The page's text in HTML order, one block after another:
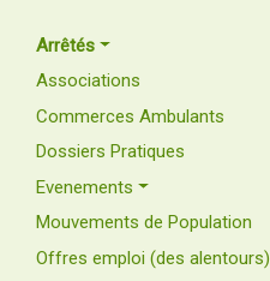
Arrêtés
Associations
Commerces Ambulants
Dossiers Pratiques
Evenements
Mouvements de Population
Offres emploi (des alentours)